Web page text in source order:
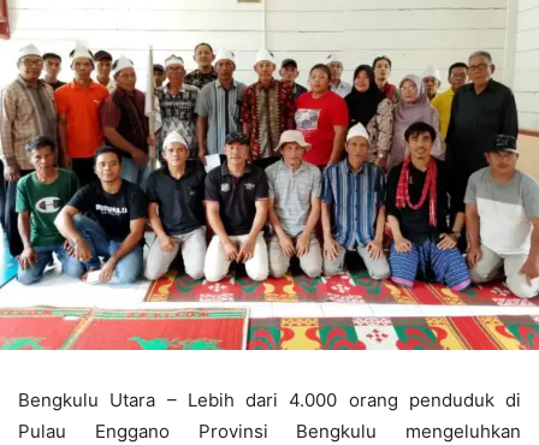
Bengkulu Utara – Lebih dari 4.000 orang penduduk di
Pulau Enggano Provinsi Bengkulu mengeluhkan